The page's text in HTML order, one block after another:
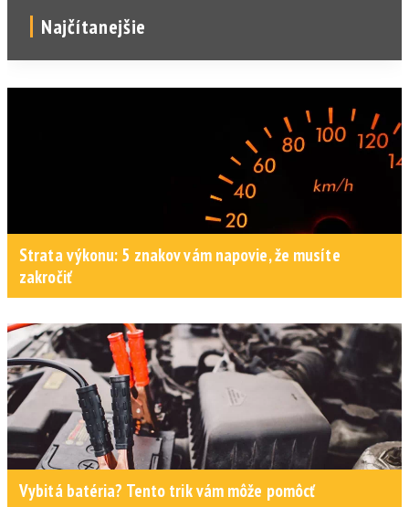
Najčítanejšie
Strata výkonu: 5 znakov vám napovie, že musíte
zakročiť
Vybitá batéria? Tento trik vám môže pomôcť